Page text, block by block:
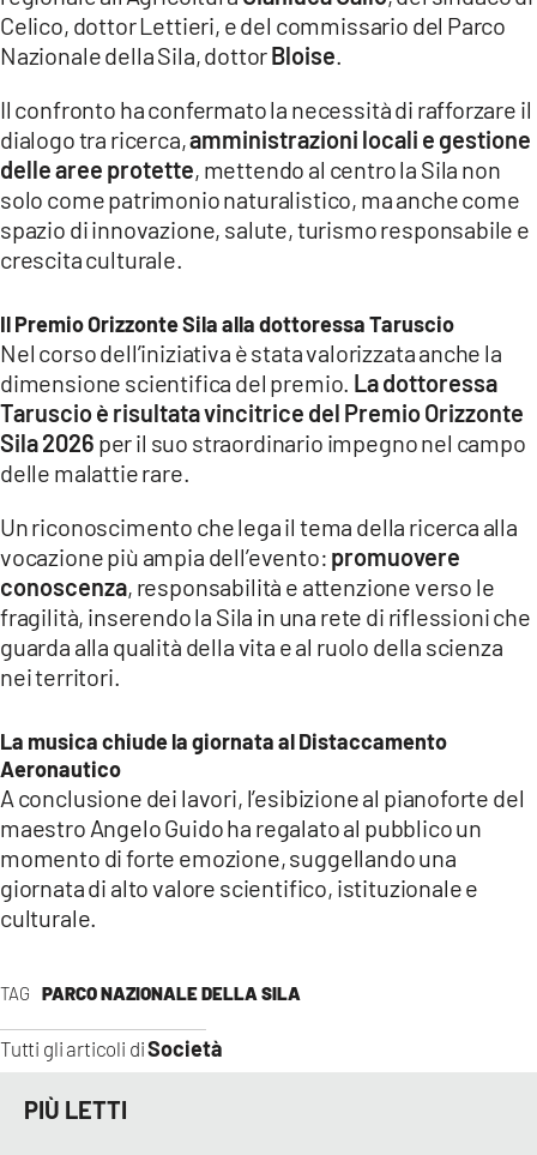
TAG PARCO NAZIONALE DELLA SILA
Tutti gli articoli diSocietà
Celico, dottor Lettieri, e del commissario del Parco
Nazionale della Sila, dottorBloise
Il confronto ha confermato la necessità di rafforzare il
dialogo tra ricerca,amministrazioni locali e gestione
delle aree protette, mettendo al centro la Sila non
solo come patrimonio naturalistico, ma anche come
spazio di innovazione, salute, turismo responsabile e
crescita culturale.
Il Premio Orizzonte Sila alla dottoressa Taruscio
Nel corso dell’iniziativa è stata valorizzata anche la
dimensione scientifica del premio. La dottoressa
Taruscio è risultata vincitrice del Premio Orizzonte
Sila 2026 per il suo straordinario impegno nel campo
delle malattie rare.
Un riconoscimento che lega il tema della ricerca alla
vocazione più ampia dell’evento: promuovere
conoscenza, responsabilità e attenzione verso le
fragilità, inserendo la Sila in una rete di riflessioni che
guarda alla qualità della vita e al ruolo della scienza
nei territori.
La musica chiude la giornata al Distaccamento
Aeronautico
A conclusione dei lavori, l’esibizione al pianoforte del
maestro Angelo Guido ha regalato al pubblico un
momento di forte emozione, suggellando una
giornata di alto valore scientifico, istituzionale e
culturale.
PIÙ LETTI